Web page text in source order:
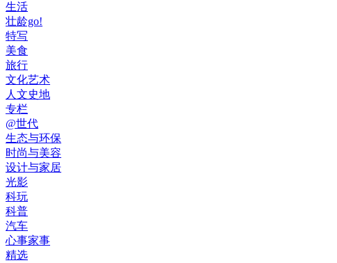
生活
壮龄go!
特写
美食
旅行
文化艺术
人文史地
专栏
@世代
生态与环保
时尚与美容
设计与家居
光影
科玩
科普
汽车
心事家事
精选